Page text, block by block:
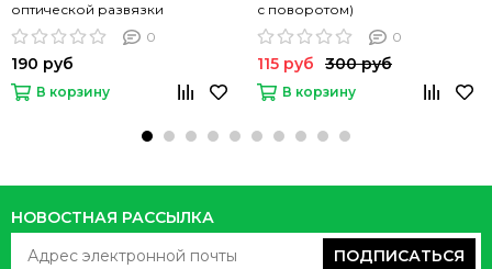
оптической развязки
0
190 руб
В корзину
с поворотом)
0
115 руб 300 руб
В корзину
НОВОСТНАЯ РАССЫЛКА
ПОДПИСАТЬСЯ